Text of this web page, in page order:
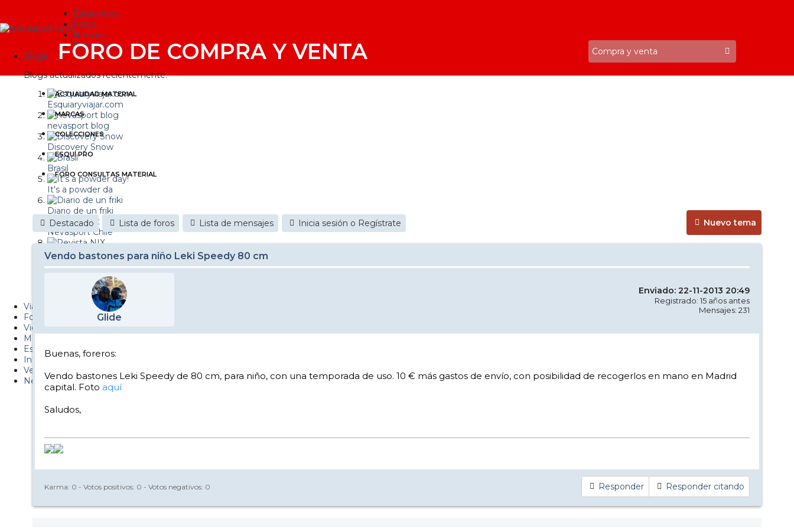
Estaciones
Foros
Noticias
Reportajes
Blogs
Blogs actualizados recientemente:
Esquiaryviajar.com
nevasport blog
Discovery Snow
Brasil
It's a powder da
Diario de un friki
Nevasport Chile
Revista NIX
Metiendo Cantos
PUCAF - Blog
Viajes
Fotos
Videos
Material
Esquí Pro
Infonieve
Verano
Nevalog
FORO DE COMPRA Y VENTA
ACTUALIDAD MATERIAL
MARCAS
COLECCIONES
ESQUÍ PRO
FORO CONSULTAS MATERIAL
Nuevo tema
Destacado Lista de foros Lista de mensajes Inicia sesión o Regístrate
Vendo bastones para niño Leki Speedy 80 cm
Glide
Enviado: 22-11-2013 20:49
Registrado: 15 años antes
Mensajes: 231
Buenas, foreros:
Vendo bastones Leki Speedy de 80 cm, para niño, con una temporada de uso. 10 € más gastos de envío, con posibilidad de recogerlos en mano en Madrid
capital. Foto aquí
Saludos,
Responder Responder citando
Karma: 0 - Votos positivos: 0 - Votos negativos: 0